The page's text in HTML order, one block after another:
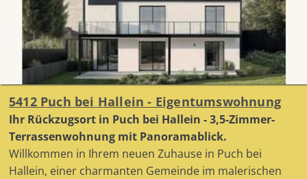
5412 Puch bei Hallein - Eigentumswohnung
Ihr Rückzugsort in Puch bei Hallein - 3,5-Zimmer-
Terrassenwohnung mit Panoramablick.
Willkommen in Ihrem neuen Zuhause in Puch bei
Hallein, einer charmanten Gemeinde im malerischen